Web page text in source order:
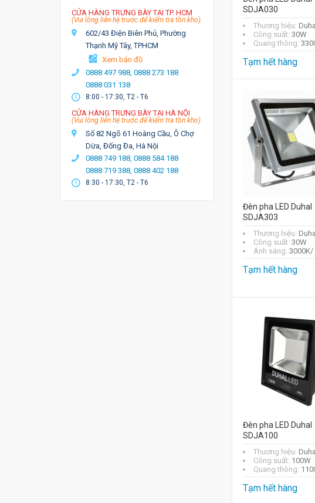
CỬA HÀNG TRƯNG BÀY TẠI TP. HCM
(Vui lòng liên hệ trước để kiểm tra tồn kho)
602/43 Điện Biên Phủ, Phường
Thạnh Mỹ Tây, TPHCM
Xem bản đồ
0888 497 988, 0888 273 188
0888 031 138
8:00 - 17:30, T2 - T6
CỬA HÀNG TRƯNG BÀY TẠI HÀ NỘI
(Vui lòng liên hệ trước để kiểm tra tồn kho)
Số 82 Ngõ 61 Hoàng Cầu, Ô Chợ
Dừa, Đống Đa, Hà Nội
0888 749 188, 0888 584 188
0888 719 388, 0888 402 188
8:30 - 17:30, T2 - T6
SDJA030
Thương hiệu: Duhal
Công suất: 30W
Quang thông:
Tạm hết hàng
Đèn pha LED Duhal
SDJA303
Thương hiệu: Duhal
Công suất: 30W
Ánh sáng: 3000K/
Tạm hết hàng
Đèn pha LED Duhal
SDJA100
Thương hiệu: Duhal
Công suất: 100W
Quang thông:
Tạm hết hàng